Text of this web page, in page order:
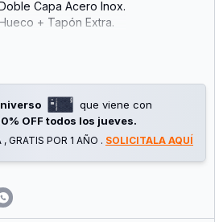
Capa Acero Inox.
+ Tapón Extra.
1lt.
Agarre Mejorado
que viene con
OFF todos los jueves.
GRATIS POR 1 AÑO . SOLICITALA AQUÍ